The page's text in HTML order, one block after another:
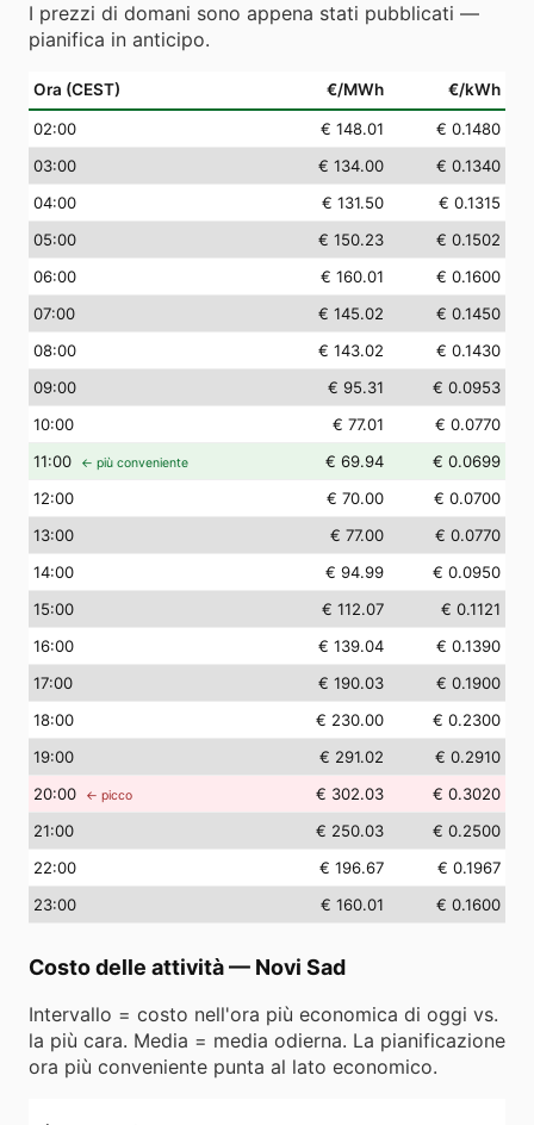
I prezzi di domani sono appena stati pubblicati —
pianifica in anticipo.
Ora (CEST) €/MWh €/kWh
02:00 € 148.01
€ 0.1480
03:00 € 134.00
€ 0.1340
04:00 € 131.50
€ 0.1315
05:00 € 150.23
€ 0.1502
06:00 € 160.01
€ 0.1600
07:00 € 145.02
€ 0.1450
08:00 € 143.02
€ 0.1430
09:00 € 95.31
€ 0.0953
10:00 € 77.01
€ 0.0770
11:00 ← più conveniente € 69.94
€ 0.0699
12:00 € 70.00
€ 0.0700
13:00 € 77.00
€ 0.0770
14:00 € 94.99
€ 0.0950
15:00 € 112.07
€ 0.1121
16:00 € 139.04
€ 0.1390
17:00 € 190.03
€ 0.1900
18:00 € 230.00
€ 0.2300
19:00 € 291.02
€ 0.2910
20:00 ← picco € 302.03
€ 0.3020
21:00 € 250.03
€ 0.2500
22:00 € 196.67
€ 0.1967
23:00 € 160.01 € 0.1600
Costo delle attività— Novi Sad
Intervallo = costo nell'ora più economica di oggi vs.
la più cara. Media = media odierna. La pianificazione
ora più conveniente punta al lato economico.